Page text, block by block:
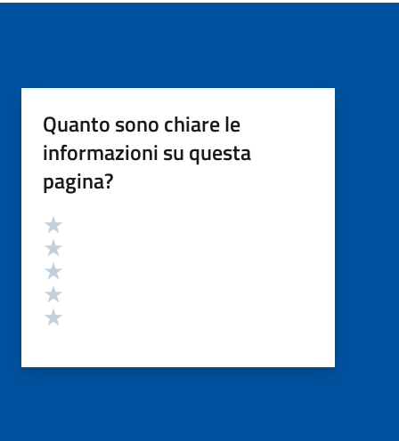
Quanto sono chiare le
informazioni su questa
pagina?
Valutazione